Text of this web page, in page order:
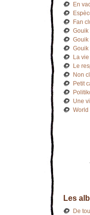
En
Fan
Gouik
Gouik
Gouik
La
Le
Non
Petit
Une
World
Les
De